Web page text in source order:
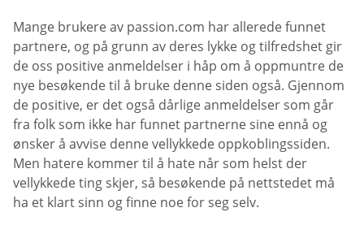
Mange brukere av passion.com har allerede funnet
partnere, og på grunn av deres lykke og tilfredshet gir
de oss positive anmeldelser i håp om å oppmuntre de
nye besøkende til å bruke denne siden også. Gjennom
de positive, er det også dårlige anmeldelser som går
fra folk som ikke har funnet partnerne sine ennå og
ønsker å avvise denne vellykkede oppkoblingssiden.
Men hatere kommer til å hate når som helst der
vellykkede ting skjer, så besøkende på nettstedet må
ha et klart sinn og finne noe for seg selv.